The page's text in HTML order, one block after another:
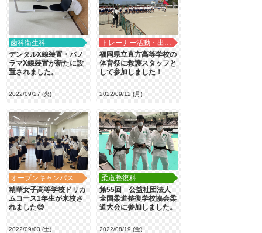
歯科衛生科
デンタルX線装置・パノ
ラマX線装置が新たに設
置されました。
2022/09/27 (火)
トレーナー活動・出前講義
福岡県立直方高等学校の
体育祭に救護スタッフと
して参加しました！
2022/09/12 (月)
オープンキャンパス・学校見学
精華女子高等学校ドリカ
ムコース1年生が来校さ
れました😊
2022/09/03 (土)
柔道整復科
第55回 公益社団法人
全国柔道整復学校協会柔
道大会に参加しました。
2022/08/19 (金)